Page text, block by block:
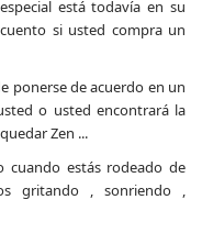
está todavía en su
si usted compra un
ponerse de acuerdo en un
o usted encontrará la
Zen ...
estás rodeado de
gritando , sonriendo ,